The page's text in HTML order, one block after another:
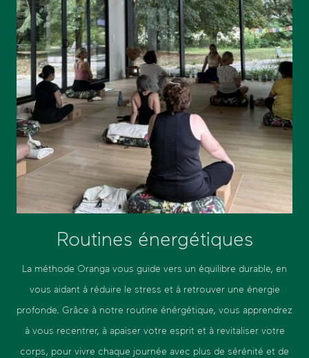
Routines énergétiques
La méthode Oranga vous guide vers un équilibre durable, en
vous aidant à réduire le stress et à retrouver une énergie
profonde. Grâce à notre routine énérgétique, vous apprendrez
à vous recentrer, à apaiser votre esprit et à revitaliser votre
corps, pour vivre chaque journée avec plus de sérénité et de